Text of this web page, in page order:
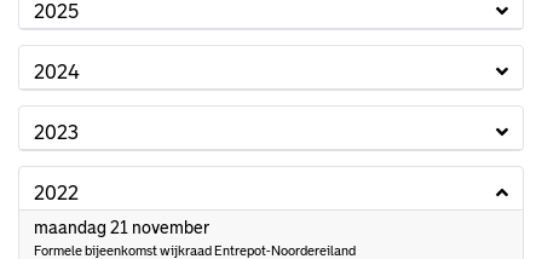
2025
2024
2023
2022
maandag 21 november2022
Formele bijeenkomst wijkraad Entrepot-Noordereiland